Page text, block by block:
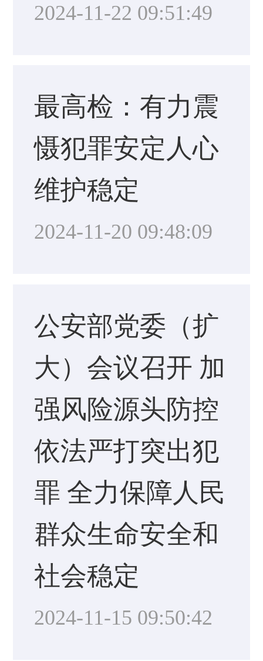
2024-11-22 09:51:49
最高检：有力震
慑犯罪安定人心
维护稳定
2024-11-20 09:48:09
公安部党委（扩
大）会议召开 加
强风险源头防控
依法严打突出犯
罪 全力保障人民
群众生命安全和
社会稳定
2024-11-15 09:50:42